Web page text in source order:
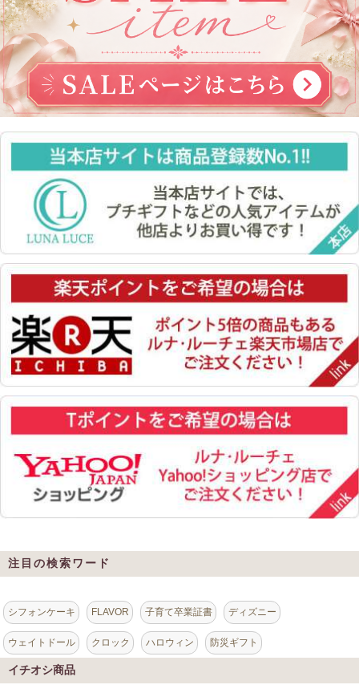
注目の検索ワード
シフォンケーキ FLAVOR 子育て卒業証書 ディズニー
ウェイトドール クロック ハロウィン 防災ギフト
イチオシ商品